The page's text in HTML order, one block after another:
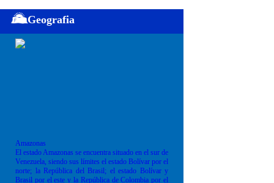
Geografia
Amazonas
El estado Amazonas se encuentra situado en el sur de
Venezuela, siendo sus límites el estado Bolívar por el
norte; la República del Brasil; el estado Bolívar y
Brasil por el este y la República de Colombia por el